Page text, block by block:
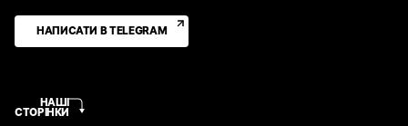
НАПИСАТИ В TELEGRAM
НАШІ
СТОРІНКИ